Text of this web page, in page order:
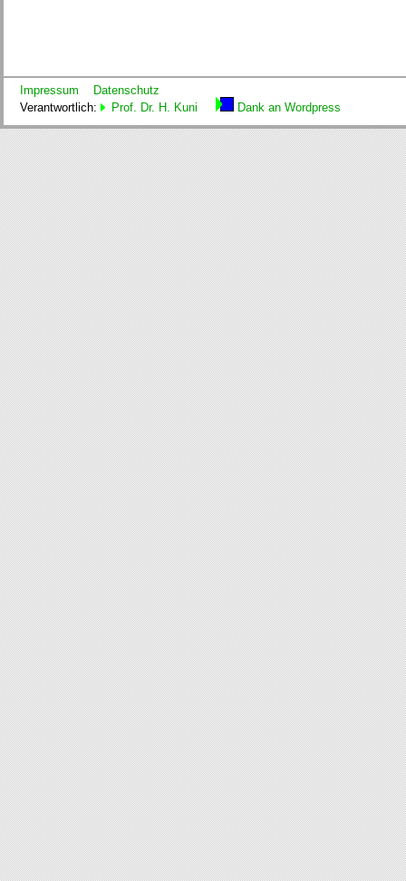
Impressum
Datenschutz
Verantwortlich:
Prof. Dr. H. Kuni Dank an Wordpress